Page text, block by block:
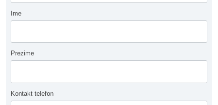
Ime
Prezime
Kontakt telefon